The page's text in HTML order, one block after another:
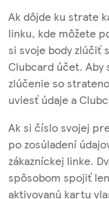
Ak dôjde ku strate
linku, kde môžete
si svoje body zlúčiť
Clubcard účet. Aby
zlúčenie so
uviesť údaje a
Ak si číslo svojej
po zosúladení
zákazníckej linke.
spôsobom spojiť
aktivovanú kartu